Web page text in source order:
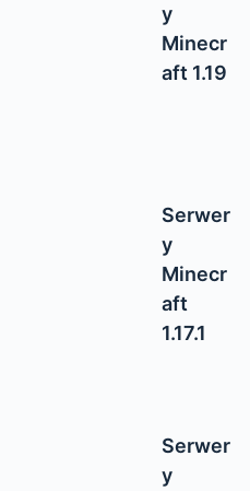
y
Minecr
aft 1.19
Serwer
y
Minecr
aft
1.17.1
Serwer
y